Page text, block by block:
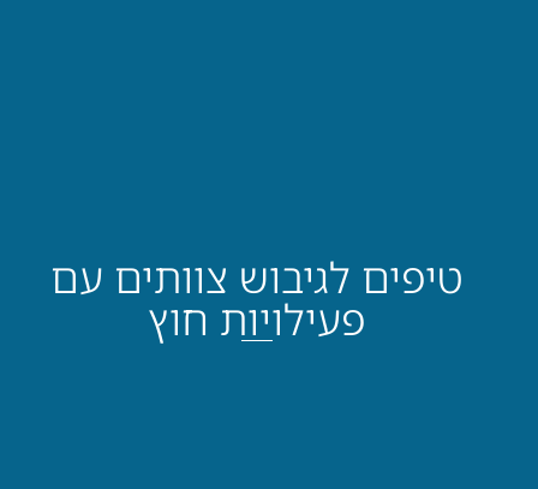
טיפים לגיבוש צוותים עם
פעילויות חוץ